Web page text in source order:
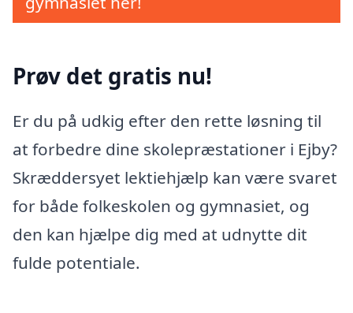
Prøv det gratis nu!
Er du på udkig efter den rette løsning til
at forbedre dine skolepræstationer i Ejby?
Skræddersyet lektiehjælp kan være svaret
for både folkeskolen og gymnasiet, og
den kan hjælpe dig med at udnytte dit
fulde potentiale.